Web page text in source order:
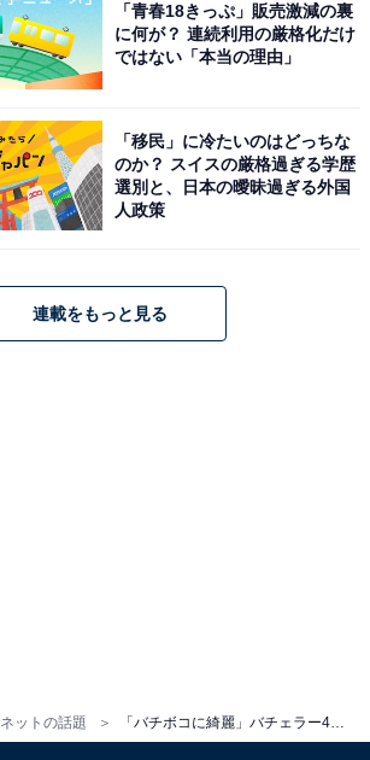
ネットの話題 「バチボコに綺麗」バチェラー4・秋倉諒子、抜群スタイルあらわなトレーニングウエア姿を披露！ 「美人すぎる」
「青春18きっぷ」販売激減の裏
に何が？ 連続利用の厳格化だけ
ではない「本当の理由」
「移民」に冷たいのはどっちな
のか？ スイスの厳格過ぎる学歴
選別と、日本の曖昧過ぎる外国
人政策
連載をもっと見る